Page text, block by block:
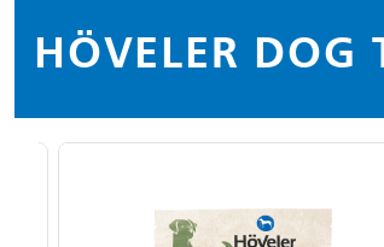
HÖVELER DOG
Produktgalerie überspringen